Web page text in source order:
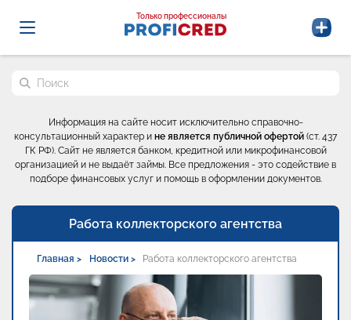
Probrokery - Только профессионалы
Только профессионалы
Поиск по сайту
Информация на сайте носит исключительно справочно-
консультационный характер и не является публичной офертой (ст. 437
ГК РФ). Сайт не является банком, кредитной или микрофинансовой
организацией и не выдаёт займы. Все предложения - это содействие в
подборе финансовых услуг и помощь в оформлении документов.
Работа коллекторского агентства
Главная > Новости > Работа коллекторского агентства